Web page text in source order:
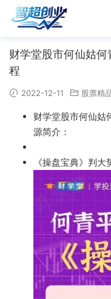
财学堂股市何仙姑
程
2022-12-11 股票精
财学堂股市何仙姑
源简介：
《操盘宝典》判